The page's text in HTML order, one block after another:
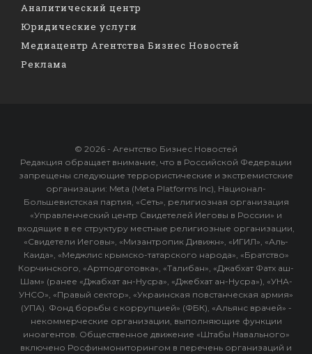
Аналитический центр
Юридические услуги
Медиацентр Агентства Бизнес Новостей
Реклама
© 2026 - Агентство Бизнес Новостей
Редакция обращает внимание, что в Российской Федерации
запрещены следующие террористические и экстремистские
организации: Meta (Meta Platforms Inc), Национал-
Большевистская партия, «Сеть», религиозная организация
«Управленческий центр Свидетелей Иеговы в России» и
входящие в ее структуру местные религиозные организации,
«Свидетели Иеговы», «Мизантропик Дивижн», «ИГИЛ», «Аль-
Каида», «Меджлис крымско-татарского народа», «Братство»
Корчинского, «Артподготовка», «Талибан», «Джабхат Фатх аш-
Шам» (ранее «Джабхат ан-Нусра», «Джебхат ан-Нусра»), «УНА-
УНСО», «Правый сектор», «Украинская повстанческая армия»
(УПА). Фонд борьбы с коррупцией» (ФБК), «Альянс врачей» -
некоммерческие организации, выполняющие функции
иноагентов. Общественное движение «Штабы Навального»
включено Росфинмониторингом в перечень организаций и